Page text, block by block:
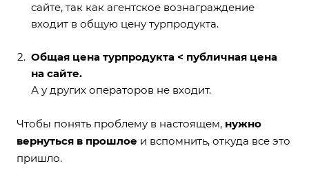
сайте, так как агентское вознаграждение
входит в общую цену турпродукта.
Общая цена турпродукта < публичная цена
на сайте.
А у других операторов не входит.
Чтобы понять проблему в настоящем, нужно
вернуться в прошлое и вспомнить, откуда все это
пришло.